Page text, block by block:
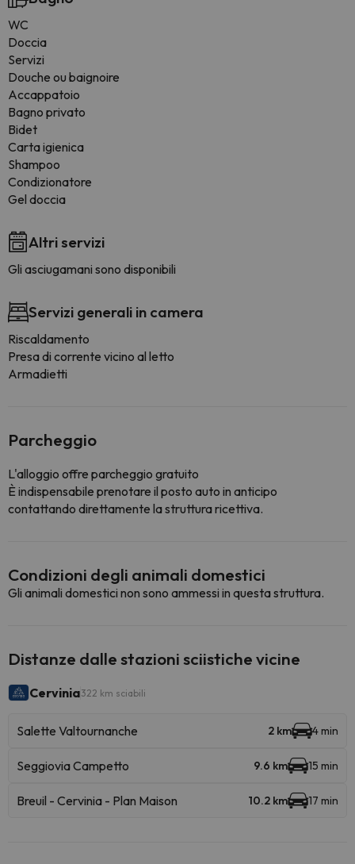
WC
Doccia
Servizi
Douche ou baignoire
Accappatoio
Bagno privato
Bidet
Carta igienica
Shampoo
Condizionatore
Gel doccia
Altri servizi
Gli asciugamani sono disponibili
Servizi generali in camera
Riscaldamento
Presa di corrente vicino al letto
Armadietti
Parcheggio
L'alloggio offre parcheggio gratuito
È indispensabile prenotare il posto auto in anticipo
contattando direttamente la struttura ricettiva.
Condizioni degli animali domestici
Gli animali domestici non sono ammessi in questa struttura.
Distanze dalle stazioni sciistiche vicine
Cervinia322 km sciabili
Salette Valtournanche 2 km 4 min
Seggiovia Campetto 9.6 km 15 min
Breuil - Cervinia - Plan Maison 10.2 km 17 min